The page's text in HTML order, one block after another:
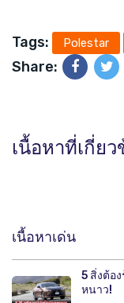
Tags: Polestar
Share:
เนื้อหาที่เกี่ยว
เนื้อหาเด่น
5 สิ่งต้อ
หนาว!